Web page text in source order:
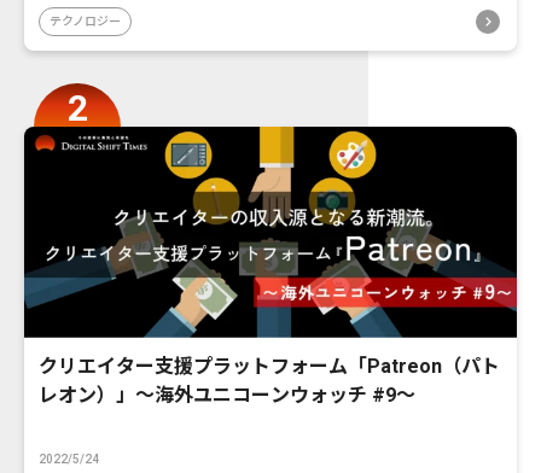
テクノロジー
クリエイター支援プラットフォーム「Patreon（パト
レオン）」〜海外ユニコーンウォッチ #9〜
2022/5/24